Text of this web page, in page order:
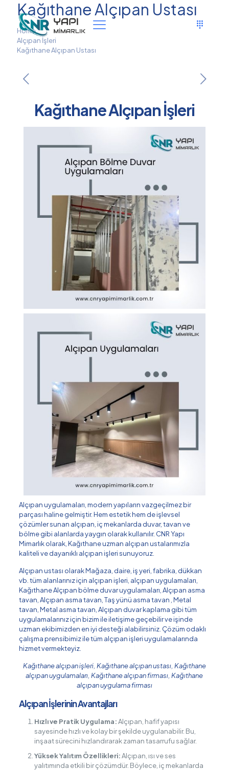
Kağıthane Alçıpan Ustası
Home
Alçıpan İşleri
Kağıthane Alçıpan Ustası
Kağıthane Alçıpan İşleri
Alçıpan uygulamaları, modern yapıların vazgeçilmez bir
parçası haline gelmiştir. Hem estetik hem de işlevsel
çözümler sunan alçıpan, iç mekanlarda duvar, tavan ve
bölme gibi alanlarda yaygın olarak kullanılır. CNR Yapı
Mimarlık olarak, Kağıthane uzman alçıpan ustalarımızla
kaliteli ve dayanıklı alçıpan işleri sunuyoruz.
Alçıpan ustası olarak Mağaza, daire, iş yeri, fabrika, dükkan
vb. tüm alanlarınız için alçıpan işleri, alçıpan uygulamaları,
Kağıthane Alçıpan bölme duvar uygulamaları, Alçıpan asma
tavan, Alçıpan asma tavan, Taş yünü asma tavan , Metal
tavan, Metal asma tavan, Alçıpan duvar kaplama gibi tüm
uygulamalarınız için bizim ile iletişime geçebilir ve işinde
uzman ekibimizden en iyi desteği alabilirsiniz. Çözüm odaklı
çalışma prensibimiz ile tüm alçıpan işleri uygulamalarında
hizmet vermekteyiz.
Kağıthane alçıpan işleri, Kağıthane alçıpan ustası, Kağıthane
alçıpan uygulamaları, Kağıthane alçıpan firması, Kağıthane
alçıpan uygulama firması
Alçıpan İşlerinin Avantajları
Hızlı ve Pratik Uygulama:Alçıpan, hafif yapısı
sayesinde hızlı ve kolay bir şekilde uygulanabilir. Bu,
inşaat sürecini hızlandırarak zaman tasarrufu sağlar.
Yüksek Yalıtım Özellikleri:Alçıpan, ısı ve ses
yalıtımında etkili bir çözümdür. Böylece, iç mekanlarda